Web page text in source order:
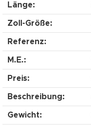
Länge:
Zoll-Größe:
Referenz:
M.E.:
Preis:
Beschreibung:
Gewicht: